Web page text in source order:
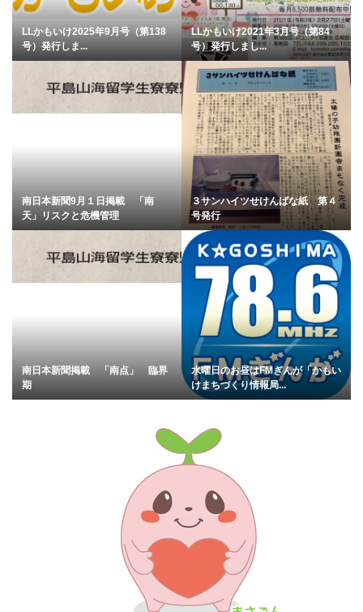
LLかもいけ2025年9月号（第138
号）発行しま...
LLかもいけ2021年3月号（第84
号）発行しまし...
南日本新聞9月１日掲載 「南
天」リスクと危機管理
３サンハイツせけんばな紙 第４
号発行
南日本新聞掲載 「南点」 臨界
期
水曜日のお昼はFMぎんが「かもい
けまちづくり情報局...